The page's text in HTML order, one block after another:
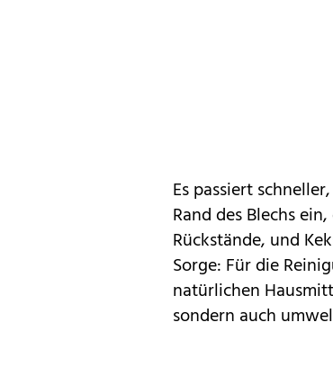
Es passiert
Rand des Blechs
Rückstände, und
Sorge: Für die
natürlichen
sondern auch